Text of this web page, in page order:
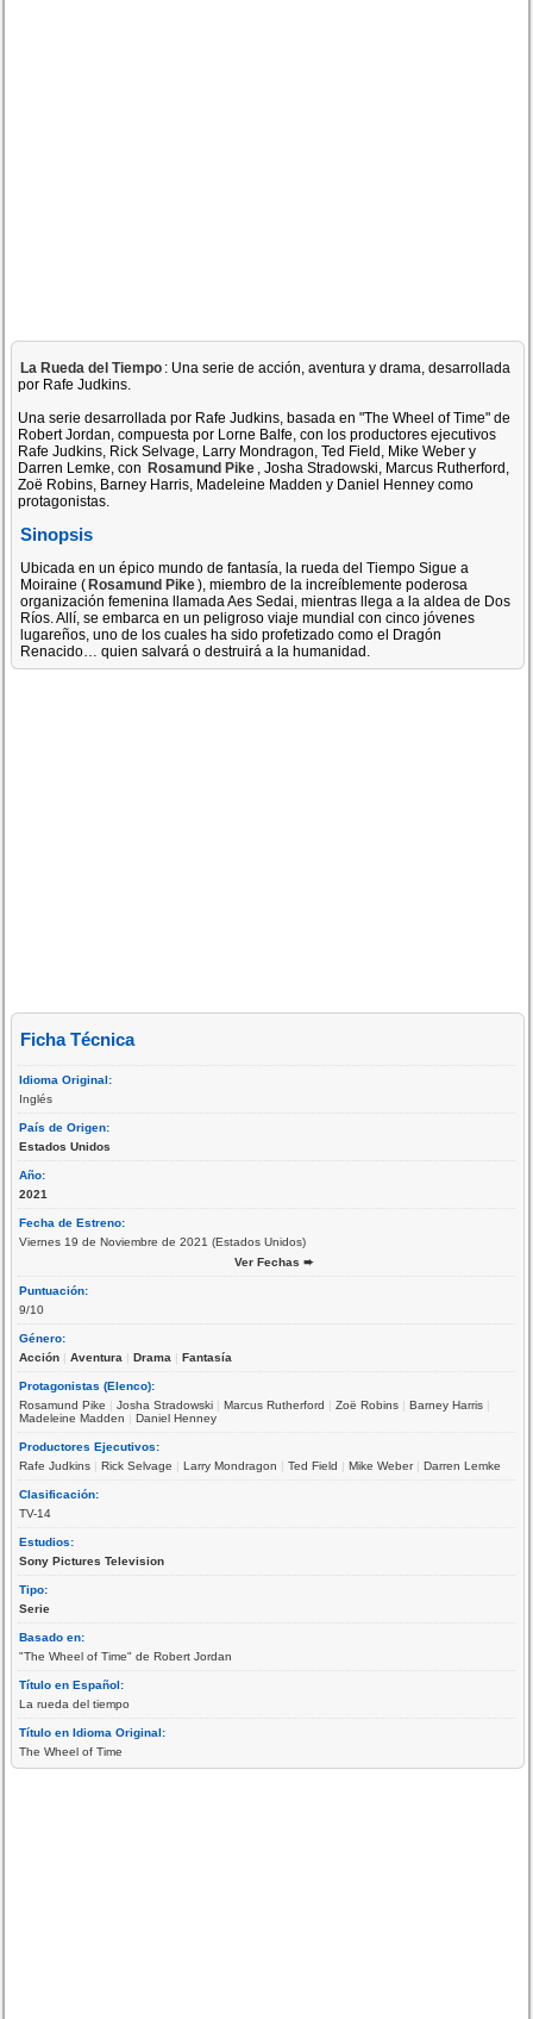
La Rueda del Tiempo : Una serie de acción, aventura y drama, desarrollada
por Rafe Judkins.
Una serie desarrollada por Rafe Judkins, basada en "The Wheel of Time" de
Robert Jordan, compuesta por Lorne Balfe, con los productores ejecutivos
Rafe Judkins, Rick Selvage, Larry Mondragon, Ted Field, Mike Weber y
Darren Lemke, con Rosamund Pike , Josha Stradowski, Marcus Rutherford,
Zoë Robins, Barney Harris, Madeleine Madden y Daniel Henney como
protagonistas.
Sinopsis
Ubicada en un épico mundo de fantasía, la rueda del Tiempo Sigue a
Moiraine (Rosamund Pike), miembro de la increíblemente poderosa
organización femenina llamada Aes Sedai, mientras llega a la aldea de Dos
Ríos. Allí, se embarca en un peligroso viaje mundial con cinco jóvenes
lugareños, uno de los cuales ha sido profetizado como el Dragón
Renacido… quien salvará o destruirá a la humanidad.
Ficha Técnica
Idioma Original:
Inglés
País de Origen:
Estados Unidos
Año:
2021
Fecha de Estreno:
Viernes 19 de Noviembre de 2021 (Estados Unidos)
Ver Fechas ➨
Puntuación:
9/10
Género:
Acción |Aventura |Drama |Fantasía
Protagonistas (Elenco):
Rosamund Pike |Josha Stradowski |Marcus Rutherford |Zoë Robins |Barney Harris |
Madeleine Madden |Daniel Henney
Productores Ejecutivos:
Rafe Judkins |Rick Selvage |Larry Mondragon |Ted Field |Mike Weber|Darren Lemke
Clasificación:
TV-14
Estudios:
Sony Pictures Television
Tipo:
Serie
Basado en:
"The Wheel of Time" de Robert Jordan
Título en Español:
La rueda del tiempo
Título en Idioma Original:
The Wheel of Time